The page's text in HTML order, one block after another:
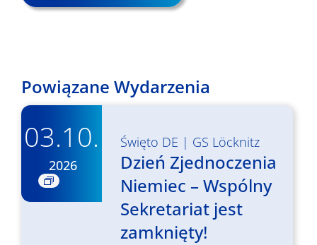
Powiązane Wydarzenia
03.10.
2026
Święto DE | GS Löcknitz
Dzień Zjednoczenia
Niemiec – Wspólny
Sekretariat jest
zamknięty!